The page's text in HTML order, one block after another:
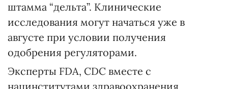
штамма “дельта”. Клинические
исследования могут начаться уже в
августе при условии получения
одобрения регуляторами.
Эксперты FDA, CDC вместе с
нацинститутами здравоохранения